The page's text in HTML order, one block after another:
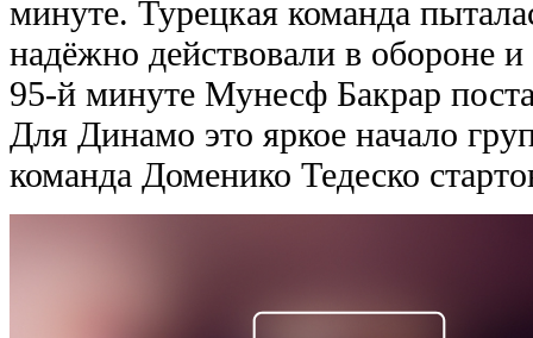
минуте. Турецкая команда
надёжно действовали в обороне
95-й минуте Мунесф Бакрар
Для Динамо это яркое начало
команда Доменико Тедеско